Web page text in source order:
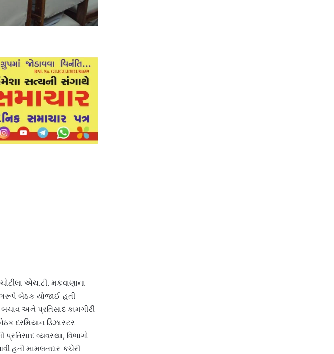
એચ.ટી. મકવાણાના
બેઠક યોજાઈ હતી
અને પ્રતિસાદ કામગીરી
દરમિયાન ડિઝાસ્ટર
વ્યવસ્થા, વિભાગો
હતી મામલતદાર કચેરી